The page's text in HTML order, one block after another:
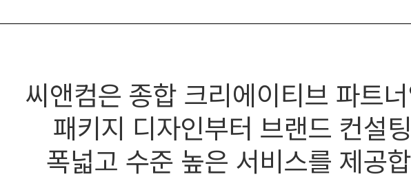
씨앤컴은 종합 크리에이티브 파트
패키지 디자인부터 브랜드 컨설
폭넓고 수준 높은 서비스를 제공